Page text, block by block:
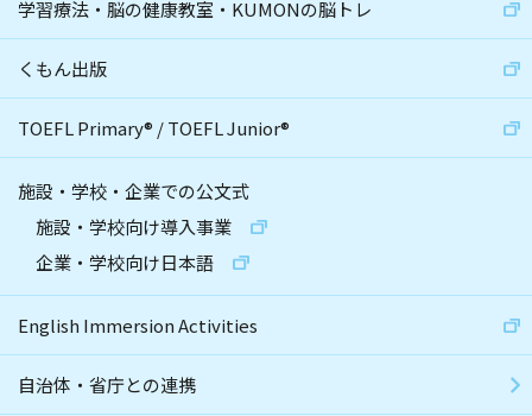
学習療法・脳の健康教室・KUMONの脳トレ
くもん出版
TOEFL Primary® /TOEFL Junior®
施設・学校・企業での公文式
施設・学校向け導入事業
企業・学校向け日本語
English Immersion Activities
自治体・省庁との連携